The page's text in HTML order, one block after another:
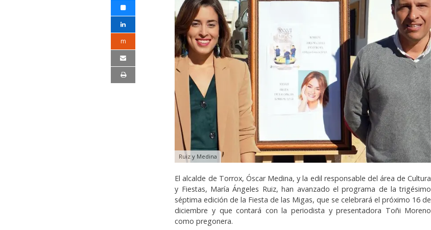
m
Ruiz y Medina
El alcalde de Torrox, Óscar Medina, y la edil responsable del área de Cultura
y Fiestas, María Ángeles Ruiz, han avanzado el programa de la trigésimo
séptima edición de la Fiesta de las Migas, que se celebrará el próximo 16 de
diciembre y que contará con la periodista y presentadora Toñi Moreno
como pregonera.